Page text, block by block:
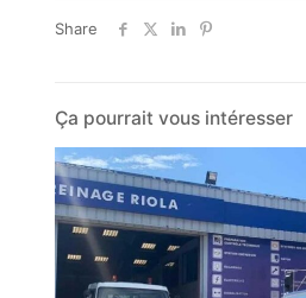
Share
Ça pourrait vous intéresser